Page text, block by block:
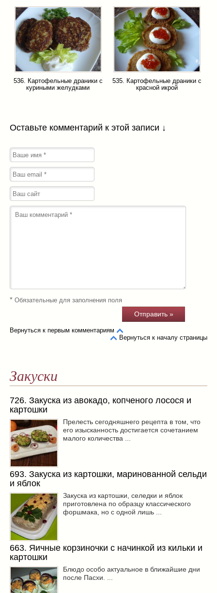
536. Картофельные драники с
куриными желудками
535. Картофельные драники с
красной икрой
Оставьте комментарий к этой записи ↓
* Обязательные для заполнения поля
Вернуться к первым комментариям
Вернуться к началу страницы
Закуски
726. Закуска из авокадо, копченого лосося и
картошки
Прелесть сегодняшнего рецепта в том, что
его изысканность достигается сочетанием
малого количества ...
693. Закуска из картошки, маринованной сельди
и яблок
Закуска из картошки, селедки и яблок
приготовлена по образцу классического
форшмака, но с одной лишь ...
663. Яичные корзиночки с начинкой из кильки и
картошки
Блюдо особо актуальное в ближайшие дни
после Пасхи. ...